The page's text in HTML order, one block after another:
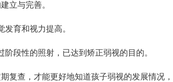
立与完善。
育和视力提高。
段性的照射，已达到矫正弱视的目的。
查，才能更好地知道孩子弱视的发展情况，